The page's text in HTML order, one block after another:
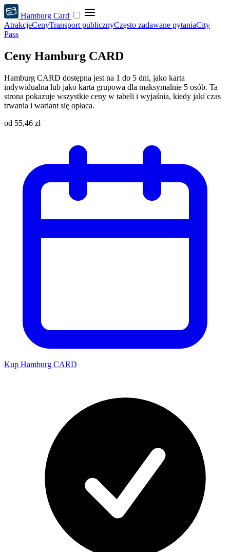
Hamburg Card
AtrakcjeCenyTransport publicznyCzęsto zadawane pytaniaCity
Pass
Ceny Hamburg CARD
Hamburg CARD dostępna jest na 1 do 5 dni, jako karta
indywidualna lub jako karta grupowa dla maksymalnie 5 osób. Ta
strona pokazuje wszystkie ceny w tabeli i wyjaśnia, kiedy jaki czas
trwania i wariant się opłaca.
od 55,46 zł
Kup Hamburg CARD